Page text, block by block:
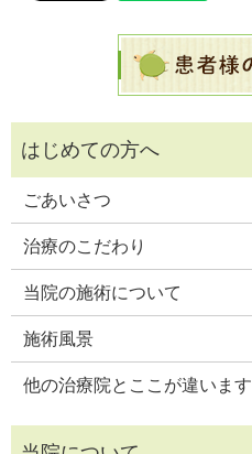
ごあいさつ
治療のこだわり
当院の施術について
施術風景
他の治療院とここが違います